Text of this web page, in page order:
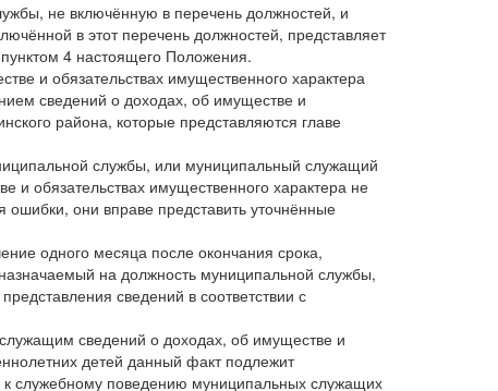
не включённую в перечень должностей, и
в этот перечень должностей, представляет
4 настоящего Положения.
и обязательствах имущественного характера
сведений о доходах, об имуществе и
района, которые представляются главе
службы, или муниципальный служащий
и обязательствах имущественного характера не
они вправе представить уточнённые
одного месяца после окончания срока,
на должность муниципальной службы,
сведений в соответствии с
сведений о доходах, об имуществе и
детей данный факт подлежит
служебному поведению муниципальных служащих